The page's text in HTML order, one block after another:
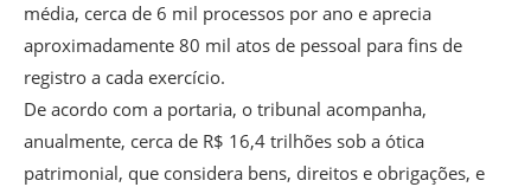
média, cerca de 6 mil processos por ano e aprecia
aproximadamente 80 mil atos de pessoal para fins de
registro a cada exercício.
De acordo com a portaria, o tribunal acompanha,
anualmente, cerca de R$ 16,4 trilhões sob a ótica
patrimonial, que considera bens, direitos e obrigações, e